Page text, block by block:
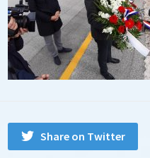
Share on Twitter